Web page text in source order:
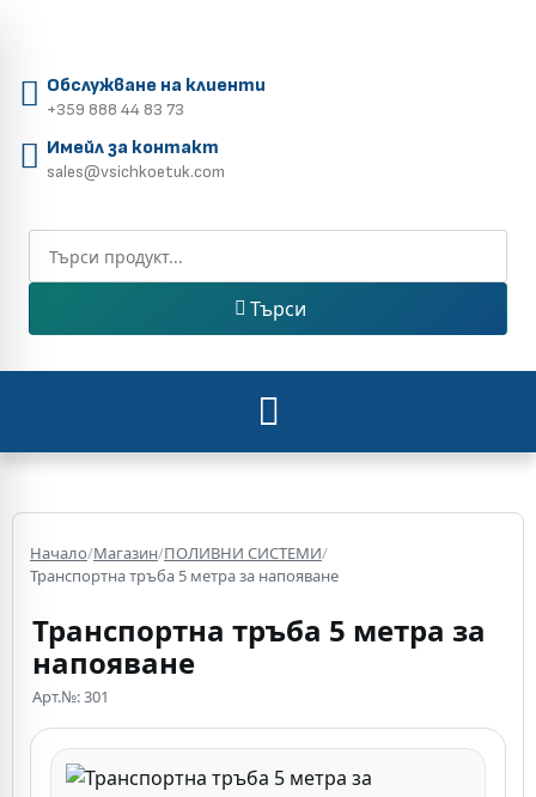
Обслужване на клиенти
+359 888 44 83 73
Имейл за контакт
sales@vsichkoetuk.com
Търси
Начало/Магазин/ПОЛИВНИ СИСТЕМИ/
Транспортна тръба 5 метра за напояване
Транспортна тръба 5 метра за
напояване
Арт.№: 301